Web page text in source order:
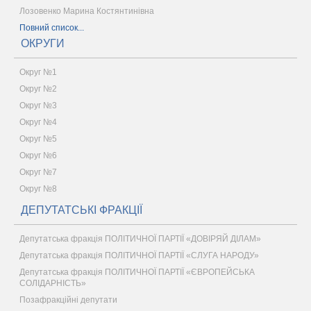
Лозовенко Марина Костянтинівна
Повний список...
ОКРУГИ
Округ №1
Округ №2
Округ №3
Округ №4
Округ №5
Округ №6
Округ №7
Округ №8
ДЕПУТАТСЬКІ ФРАКЦІЇ
Депутатська фракція ПОЛІТИЧНОЇ ПАРТІЇ «ДОВІРЯЙ ДІЛАМ»
Депутатська фракція ПОЛІТИЧНОЇ ПАРТІЇ «СЛУГА НАРОДУ»
Депутатська фракція ПОЛІТИЧНОЇ ПАРТІЇ «ЄВРОПЕЙСЬКА
СОЛІДАРНІСТЬ»
Позафракційні депутати